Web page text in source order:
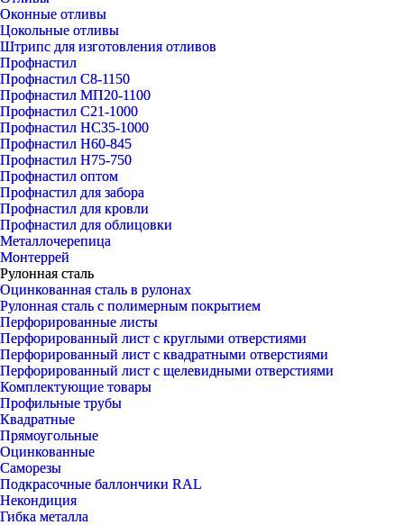
Оконные отливы
Цокольные отливы
Штрипс для изготовления отливов
Профнастил
Профнастил С8-1150
Профнастил МП20-1100
Профнастил С21-1000
Профнастил НС35-1000
Профнастил Н60-845
Профнастил Н75-750
Профнастил оптом
Профнастил для забора
Профнастил для кровли
Профнастил для облицовки
Металлочерепица
Монтеррей
Рулонная сталь
Оцинкованная сталь в рулонах
Рулонная сталь с полимерным покрытием
Перфорированные листы
Перфорированный лист с круглыми отверстиями
Перфорированный лист с квадратными отверстиями
Перфорированный лист с щелевидными отверстиями
Комплектующие товары
Профильные трубы
Квадратные
Прямоугольные
Оцинкованные
Саморезы
Подкрасочные баллончики RAL
Некондиция
Гибка металла